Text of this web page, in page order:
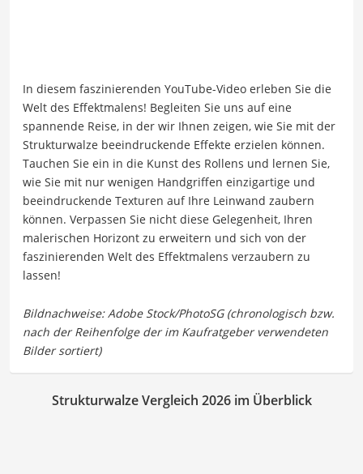
In diesem faszinierenden YouTube-Video erleben Sie die
Welt des Effektmalens! Begleiten Sie uns auf eine
spannende Reise, in der wir Ihnen zeigen, wie Sie mit der
Strukturwalze beeindruckende Effekte erzielen können.
Tauchen Sie ein in die Kunst des Rollens und lernen Sie,
wie Sie mit nur wenigen Handgriffen einzigartige und
beeindruckende Texturen auf Ihre Leinwand zaubern
können. Verpassen Sie nicht diese Gelegenheit, Ihren
malerischen Horizont zu erweitern und sich von der
faszinierenden Welt des Effektmalens verzaubern zu
lassen!
Strukturwalze Vergleich 2026 im Überblick